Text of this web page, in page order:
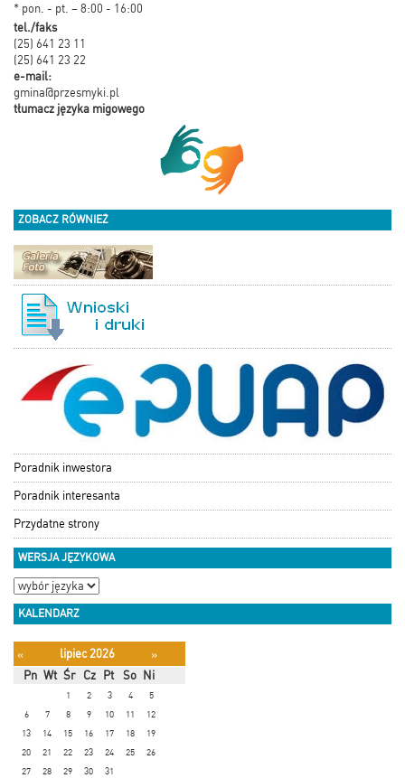
* pon. - pt. – 8:00 - 16:00
tel./faks
(25) 641 23 11
(25) 641 23 22
e-mail:
gmina@przesmyki.pl
tłumacz języka migowego
ZOBACZ RÓWNIEŻ
Poradnik inwestora
Poradnik interesanta
Przydatne strony
WERSJA JĘZYKOWA
KALENDARZ
« lipiec 2026
»
Pn Wt Śr Cz Pt So Ni
1 2 3 4
5
6
7 8 9 10 11
12
13
14 15 16 17 18
19
20
21 22 23 24 25
26
27
28 29 30 31